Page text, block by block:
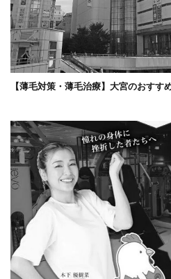
【薄毛対策・薄毛治療】大宮のおすす